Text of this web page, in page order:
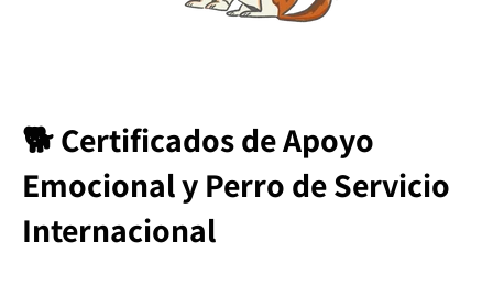
🐕 Certificados de Apoyo
Emocional y Perro de Servicio
Internacional